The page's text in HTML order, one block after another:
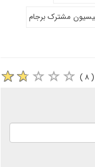
مشترک برجام
( ۸ )